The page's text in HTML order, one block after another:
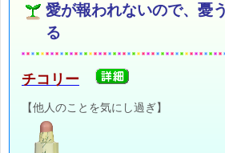
愛が報われないので、憂
る
チコリー
【他人のことを気にし過ぎ】